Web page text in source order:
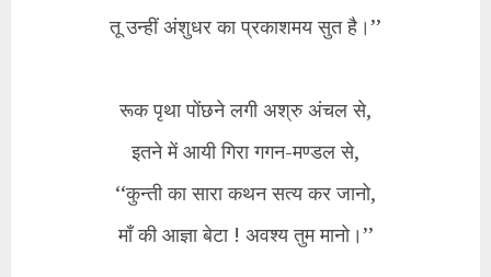
तू उन्हीं अंशुधर का प्रकाशमय सुत है।’’
रूक पृथा पोंछने लगी अश्रु अंचल से,
इतने में आयी गिरा गगन-मण्डल से,
‘‘कुन्ती का सारा कथन सत्य कर जानो,
माँ की आज्ञा बेटा ! अवश्य तुम मानो।’’